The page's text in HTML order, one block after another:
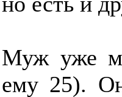
Муж уже
ему 25).